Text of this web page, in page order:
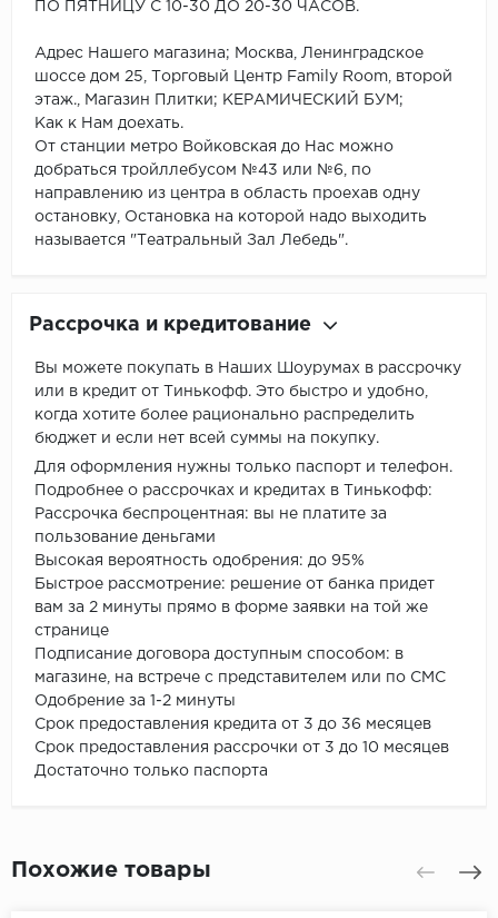
ПО ПЯТНИЦУ С 10-30 ДО 20-30 ЧАСОВ.
Адрес Нашего магазина; Москва, Ленинградское
шоссе дом 25, Торговый Центр Family Room, второй
этаж., Магазин Плитки; КЕРАМИЧЕСКИЙ БУМ;
Как к Нам доехать.
От станции метро Войковская до Нас можно
добраться тройллебусом №43 или №6, по
направлению из центра в область проехав одну
остановку, Остановка на которой надо выходить
называется "Театральный Зал Лебедь".
Рассрочка и кредитование
Вы можете покупать в Наших Шоурумах в рассрочку
или в кредит от Тинькофф. Это быстро и удобно,
когда хотите более рационально распределить
бюджет и если нет всей суммы на покупку.
Для оформления нужны только паспорт и телефон.
Подробнее о рассрочках и кредитах в Тинькофф:
Рассрочка беспроцентная: вы не платите за
пользование деньгами
Высокая вероятность одобрения: до 95%
Быстрое рассмотрение: решение от банка придет
вам за 2 минуты прямо в форме заявки на той же
странице
Подписание договора доступным способом: в
магазине, на встрече с представителем или по СМС
Одобрение за 1-2 минуты
Срок предоставления кредита от 3 до 36 месяцев
Срок предоставления рассрочки от 3 до 10 месяцев
Достаточно только паспорта
Похожие товары